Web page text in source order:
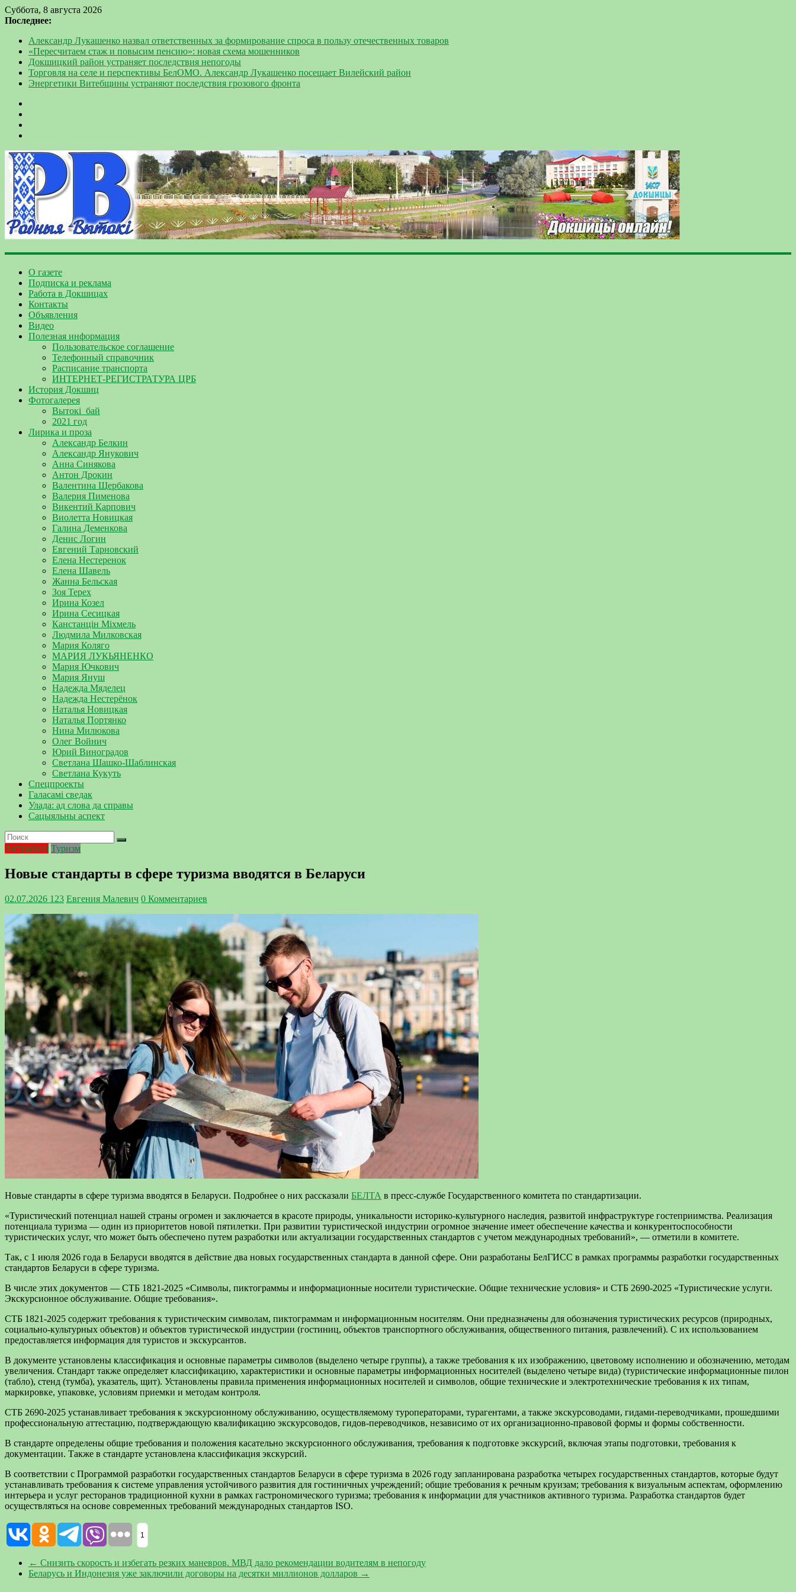
Суббота, 8 августа 2026
Последнее:
Александр Лукашенко назвал ответственных за формирование спроса в пользу отечественных товаров
«Пересчитаем стаж и повысим пенсию»: новая схема мошенников
Докшицкий район устраняет последствия непогоды
Торговля на селе и перспективы БелОМО. Александр Лукашенко посещает Вилейский район
Энергетики Витебщины устраняют последствия грозового фронта
О газете
Подписка и реклама
Работа в Докшицах
Контакты
Объявления
Видео
Полезная информация
Пользовательское соглашение
Телефонный справочник
Расписание транспорта
ИНТЕРНЕТ-РЕГИСТРАТУРА ЦРБ
История Докшиц
Фотогалерея
Вытокі_бай
2021 год
Лирика и проза
Александр Белкин
Александр Янукович
Анна Синякова
Антон Дрокин
Валентина Щербакова
Валерия Пименова
Викентий Карпович
Виолетта Новицкая
Галина Деменкова
Денис Логин
Евгений Тарновский
Елена Нестеренок
Елена Шавель
Жанна Бельская
Зоя Терех
Ирина Козел
Ирина Сесицкая
Канстанцін Міхмель
Людмила Милковская
Мария Коляго
МАРИЯ ЛУКЬЯНЕНКО
Мария Ючкович
Мария Януш
Надежда Мяделец
Надежда Нестерёнок
Наталья Новицкая
Наталья Портянко
Нина Милюкова
Олег Войнич
Юрий Виноградов
Светлана Шашко-Шаблинская
Светлана Кукуть
Спецпроекты
Галасамі сведак
Улада: ад слова да справы
Сацыяльны аспект
Актуально Туризм
Новые стандарты в сфере туризма вводятся в Беларуси
02.07.2026 123 Евгения Малевич 0 Комментариев
Новые стандарты в сфере туризма вводятся в Беларуси. Подробнее о них рассказали БЕЛТА в пресс-службе Государственного комитета по стандартизации.
«Туристический потенциал нашей страны огромен и заключается в красоте природы, уникальности историко-культурного наследия, развитой инфраструктуре гостеприимства. Реализация
потенциала туризма — один из приоритетов новой пятилетки. При развитии туристической индустрии огромное значение имеет обеспечение качества и конкурентоспособности
туристических услуг, что может быть обеспечено путем разработки или актуализации государственных стандартов с учетом международных требований», — отметили в комитете.
Так, с 1 июля 2026 года в Беларуси вводятся в действие два новых государственных стандарта в данной сфере. Они разработаны БелГИСС в рамках программы разработки государственных
стандартов Беларуси в сфере туризма.
В числе этих документов — СТБ 1821-2025 «Символы, пиктограммы и информационные носители туристические. Общие технические условия» и СТБ 2690-2025 «Туристические услуги.
Экскурсионное обслуживание. Общие требования».
СТБ 1821-2025 содержит требования к туристическим символам, пиктограммам и информационным носителям. Они предназначены для обозначения туристических ресурсов (природных,
социально-культурных объектов) и объектов туристической индустрии (гостиниц, объектов транспортного обслуживания, общественного питания, развлечений). С их использованием
предоставляется информация для туристов и экскурсантов.
В документе установлены классификация и основные параметры символов (выделено четыре группы), а также требования к их изображению, цветовому исполнению и обозначению, методам
увеличения. Стандарт также определяет классификацию, характеристики и основные параметры информационных носителей (выделено четыре вида) (туристические информационные пилон
(табло), стенд (тумба), указатель, щит). Установлены правила применения информационных носителей и символов, общие технические и электротехнические требования к их типам,
маркировке, упаковке, условиям приемки и методам контроля.
СТБ 2690-2025 устанавливает требования к экскурсионному обслуживанию, осуществляемому туроператорами, турагентами, а также экскурсоводами, гидами-переводчиками, прошедшими
профессиональную аттестацию, подтверждающую квалификацию экскурсоводов, гидов-переводчиков, независимо от их организационно-правовой формы и формы собственности.
В стандарте определены общие требования и положения касательно экскурсионного обслуживания, требования к подготовке экскурсий, включая этапы подготовки, требования к
документации. Также в стандарте установлена классификация экскурсий.
В соответствии с Программой разработки государственных стандартов Беларуси в сфере туризма в 2026 году запланирована разработка четырех государственных стандартов, которые будут
устанавливать требования к системе управления устойчивого развития для гостиничных учреждений; общие требования к речным круизам; требования к визуальным аспектам, оформлению
интерьера и услуг ресторанов традиционной кухни в рамках гастрономического туризма; требования к информации для участников активного туризма. Разработка стандартов будет
осуществляться на основе современных требований международных стандартов ISO.
1
← Снизить скорость и избегать резких маневров. МВД дало рекомендации водителям в непогоду
Беларусь и Индонезия уже заключили договоры на десятки миллионов долларов →